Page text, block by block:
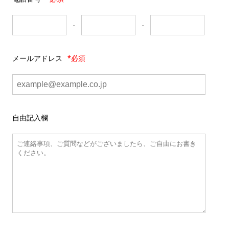
- -
メールアドレス *必須
自由記入欄